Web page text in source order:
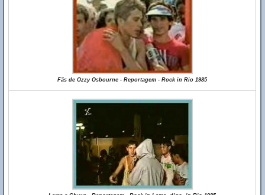
Fãs de Ozzy Osbourne - Reportagem - Rock in Rio 1985